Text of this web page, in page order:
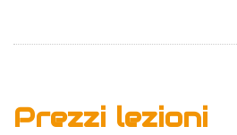
Prezzi lezioni